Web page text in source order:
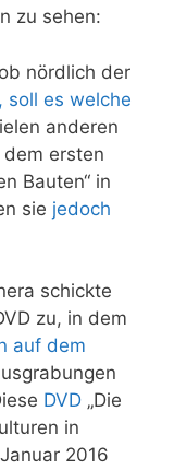
zu sehen:
nördlich der
soll es welche
anderen
ersten
Bauten“ in
sie jedoch
schickte
zu, in dem
auf dem
DVD „Die
in
2016